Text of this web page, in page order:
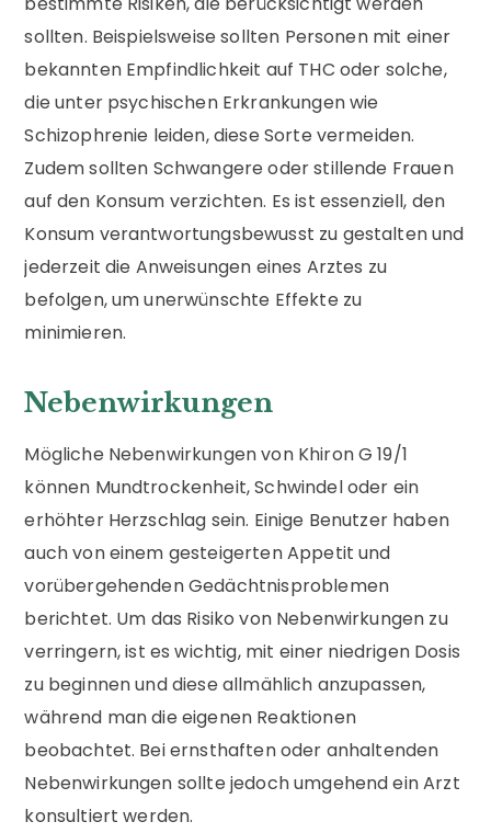
sollten. Beispielsweise sollten Personen mit einer
bekannten Empfindlichkeit auf THC oder solche,
die unter psychischen Erkrankungen wie
Schizophrenie leiden, diese Sorte vermeiden.
Zudem sollten Schwangere oder stillende Frauen
auf den Konsum verzichten. Es ist essenziell, den
Konsum verantwortungsbewusst zu gestalten und
jederzeit die Anweisungen eines Arztes zu
befolgen, um unerwünschte Effekte zu
minimieren.
Nebenwirkungen
Mögliche Nebenwirkungen von Khiron G 19/1
können Mundtrockenheit, Schwindel oder ein
erhöhter Herzschlag sein. Einige Benutzer haben
auch von einem gesteigerten Appetit und
vorübergehenden Gedächtnisproblemen
berichtet. Um das Risiko von Nebenwirkungen zu
verringern, ist es wichtig, mit einer niedrigen Dosis
zu beginnen und diese allmählich anzupassen,
während man die eigenen Reaktionen
beobachtet. Bei ernsthaften oder anhaltenden
Nebenwirkungen sollte jedoch umgehend ein Arzt
konsultiert werden.